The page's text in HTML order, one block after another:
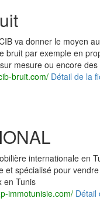
va donner le moyen
bruit par exemple en
mesure ou encore des
bruit.com/ Détail de la
internationale en
et spécialisé pour
en Tunis
immotunisie.com/ Détail